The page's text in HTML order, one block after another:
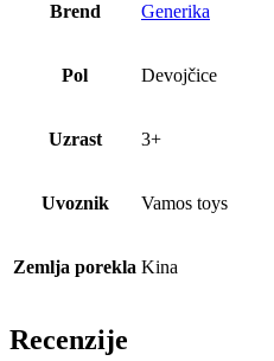
Brend Generika
Pol Devojčice
Uzrast 3+
Uvoznik Vamos toys
Zemlja porekla Kina
Recenzije